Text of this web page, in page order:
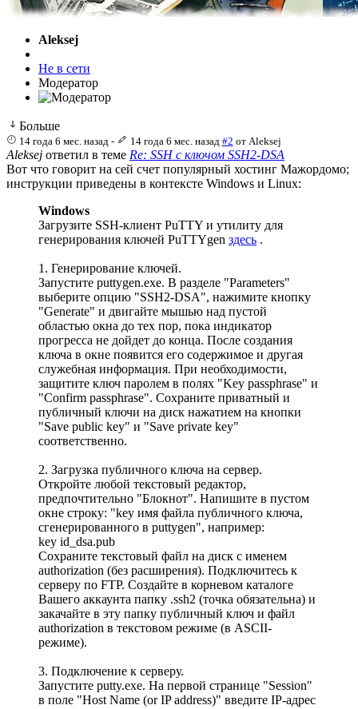
Aleksej
Не в сети
Модератор
Больше
14 года 6 мес. назад - 14 года 6 мес. назад #2 от Aleksej
Aleksej ответил в теме Re: SSH с ключом SSH2-DSA
Вот что говорит на сей счет популярный хостинг Мажордомо;
инструкции приведены в контексте Windows и Linux:
Windows
Загрузите SSH-клиент PuTTY и утилиту для
генерирования ключей PuTTYgen здесь .
1. Генерирование ключей.
Запустите puttygen.exe. В разделе "Parameters"
выберите опцию "SSH2-DSA", нажимите кнопку
"Generate" и двигайте мышью над пустой
областью окна до тех пор, пока индикатор
прогресса не дойдет до конца. После создания
ключа в окне появится его содержимое и другая
служебная информация. При необходимости,
защитите ключ паролем в полях "Key passphrase" и
"Confirm passphrase". Сохраните приватный и
публичный ключи на диск нажатием на кнопки
"Save public key" и "Save private key"
соответственно.
2. Загрузка публичного ключа на сервер.
Откройте любой текстовый редактор,
предпочтительно "Блокнот". Напишите в пустом
окне строку: "key имя файла публичного ключа,
сгенерированного в puttygen", например:
key id_dsa.pub
Сохраните текстовый файл на диск с именем
authorization (без расширения). Подключитесь к
серверу по FTP. Создайте в корневом каталоге
Вашего аккаунта папку .ssh2 (точка обязательна) и
закачайте в эту папку публичный ключ и файл
authorization в текстовом режиме (в ASCII-
режиме).
3. Подключение к серверу.
Запустите putty.exe. На первой странице "Session"
в поле "Host Name (or IP address)" введите IP-адрес